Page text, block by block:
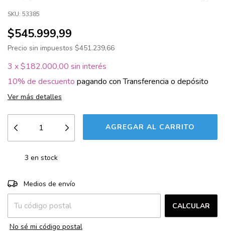
SKU: 53385
$545.999,99
Precio sin impuestos $451.239,66
3 x$182.000,00 sin interés
10% de descuento pagando con Transferencia o depósito
Ver más detalles
3 en stock
Entregas para el CP:
Medios de envío
CALCULAR
No sé mi código postal